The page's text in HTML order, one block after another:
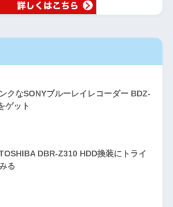
クなSONYブルーレイレコーダー BDZ-
ゲット
DBR-Z310 HDD換装にトライ
る